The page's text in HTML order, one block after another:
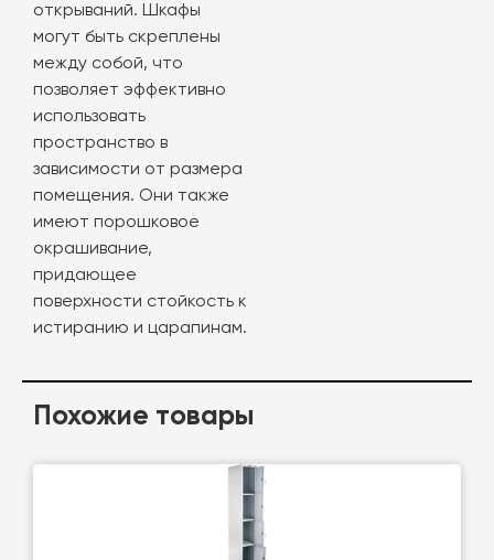
открываний. Шкафы
могут быть скреплены
между собой, что
позволяет эффективно
использовать
пространство в
зависимости от размера
помещения. Они также
имеют порошковое
окрашивание,
придающее
поверхности стойкость к
истиранию и царапинам.
Похожие товары